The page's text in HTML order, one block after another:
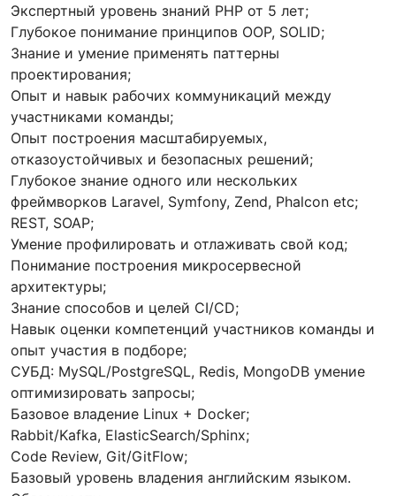
Экспертный уровень знаний PHP от 5 лет;
Глубокое понимание принципов OOP, SOLID;
Знание и умение применять паттерны
проектирования;
Опыт и навык рабочих коммуникаций между
участниками команды;
Опыт построения масштабируемых,
отказоустойчивых и безопасных решений;
Глубокое знание одного или нескольких
фреймворков Laravel, Symfony, Zend, Phalcon etc;
REST, SOAP;
Умение профилировать и отлаживать свой код;
Понимание построения микросервесной
архитектуры;
Знание способов и целей CI/CD;
Навык оценки компетенций участников команды и
опыт участия в подборе;
СУБД: MySQL/PostgreSQL, Redis, MongoDB умение
оптимизировать запросы;
Базовое владение Linux + Docker;
Rabbit/Kafka, ElasticSearch/Sphinx;
Code Review, Git/GitFlow;
Базовый уровень владения английским языком.